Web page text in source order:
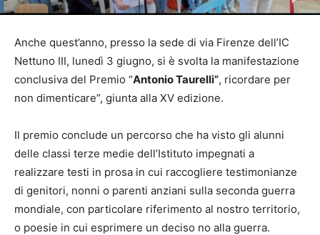
Anche quest’anno, presso la sede di via Firenze dell’IC
Nettuno III, lunedì 3 giugno, si è svolta la manifestazione
conclusiva del Premio “Antonio Taurelli”, ricordare per
non dimenticare”, giunta alla XV edizione.
Il premio conclude un percorso che ha visto gli alunni
delle classi terze medie dell’Istituto impegnati a
realizzare testi in prosa in cui raccogliere testimonianze
di genitori, nonni o parenti anziani sulla seconda guerra
mondiale, con particolare riferimento al nostro territorio,
o poesie in cui esprimere un deciso no alla guerra.